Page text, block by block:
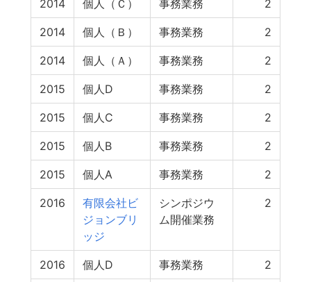
2014 個人（Ｃ） 事務業務 2
2014 個人（Ｂ） 事務業務 2
2014 個人（Ａ） 事務業務 2
2015 個人D 事務業務 2
2015 個人C 事務業務 2
2015 個人B 事務業務 2
2015 個人A 事務業務 2
2016
有限会社ビ
ジョンブリ
ッジ
シンポジウ
ム開催業務
2
2016 個人D 事務業務 2